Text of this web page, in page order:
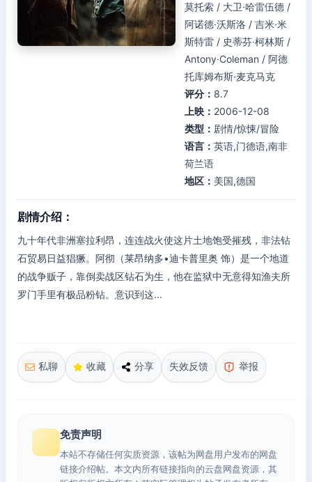
莫托索 / 大卫·哈雷伍德 /
阿诺德·沃斯洛 / 吉米·米
斯特雷 / 史蒂芬·柯林斯 /
Antony·Coleman / 阿德
托库姆布斯·麦克马克
评分： 8.7
上映： 2006-12-08
类型： 剧情/惊悚/冒险
语言： 英语,门德语,南非
荷兰语
地区： 美国,德国
剧情介绍：
九十年代非洲塞拉利昂，连连战火使这片土地饱受摧残，非法钻
石贸易日益猖獗。阿彻（莱昂纳多•迪卡普里奥 饰）是一个地道
的战争贩子，靠倒卖战区钻石为生，他在监狱中无意得知渔夫所
罗门手里有极品粉钻。意识到这...
私聊 收藏 分享 失效反馈 举报
免责声明
本站不存储任何实质资源，该帖为网盘用户发布的网盘
链接介绍帖。本文内所有链接指向的云盘网盘资源，其